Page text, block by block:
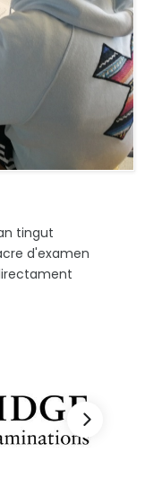
tingut
d'examen